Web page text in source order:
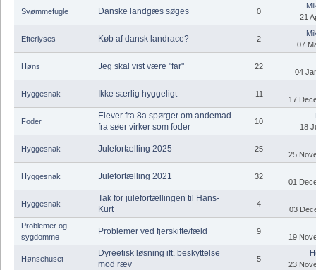
Svømmefugle Danske landgæs søges 0
21
Efterlyses Køb af dansk landrace? 2
07
Høns Jeg skal vist være "far" 22
04
Hyggesnak Ikke særlig hyggeligt 11
17
Foder
Elever fra 8a spørger om andemad
fra søer virker som foder
10
18
Hyggesnak Julefortælling 2025 25
25
Hyggesnak Julefortælling 2021 32
01
Hyggesnak
Tak for julefortællingen til Hans-
Kurt
4
03
Problemer og
sygdomme
Problemer ved fjerskifte/fæld 9
19
Hønsehuset
Dyreetisk løsning ift. beskyttelse
mod ræv
5
23